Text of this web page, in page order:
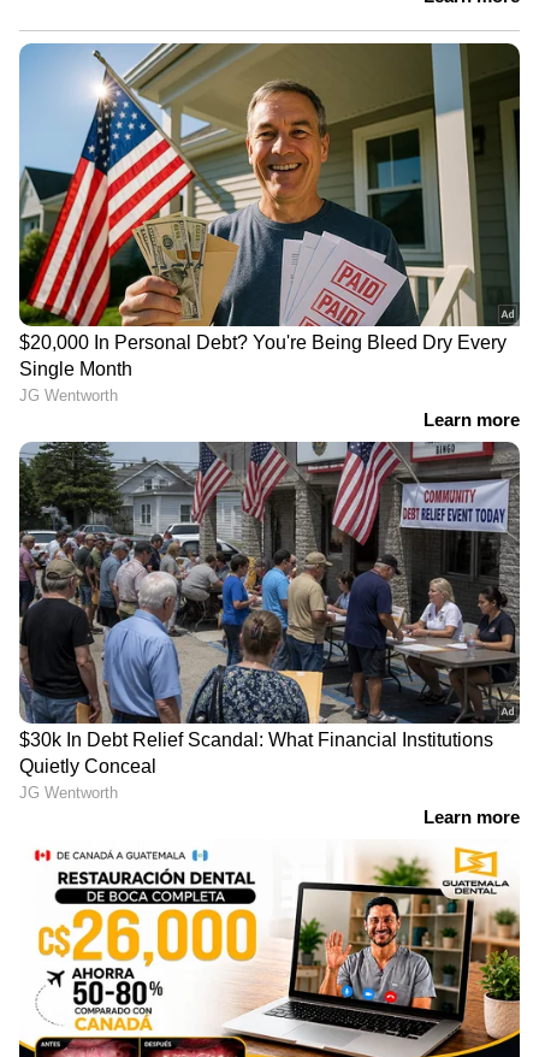
പറഞ്ഞു. പ്ര​തി​വ​ർ​ഷം 20 ദ​ശ​ല​ക്ഷം യാ​ത്ര​ക്കാ​
രെ കൈ​കാ​ര്യം ചെ​യ്യാ​ൻ സാ​ധി​ക്കു​ന്ന പു​തി​യ
ടെ​ർ​മി​ന​ൽ മ​സ്‌​ക​ത്ത്​ വി​മാ​ന​ത്താ​വ​ള​ത്തി​ൽ
2018ൽ ​തു​റ​ന്നി​രു​ന്നു. സ​ലാ​ല​യി​ലും പു​തി​യ ടെ​ർ​
മി​ന​ൽ യാ​ഥാ​ർ​ഥ്യമായി. ഇ​വി​ടെ പ്ര​തി​വ​ർ​ഷം ര​
ണ്ട് ദ​ശ​ല​ക്ഷം യാ​ത്ര​ക്കാ​രെ കൈ​കാ​ര്യം ചെ​യ്യാ​
ൻ സാ​ധി​ക്കു​ന്നു​ണ്ട്. ഇ​തി​നു​പു​റ​മെ ദു​ക​മി​ലും
സു​ഹാ​റി​ലും പു​തി​യ വി​മാ​ന​ത്താ​വ​ള​ങ്ങ​ളും സു​
ൽ​ത്താ​നേ​റ്റ് യാഥാര്‍ത്ഥ്യമാക്കി.
ഏഷ്യാനെറ്റ് ന്യൂസ് ലൈവ്